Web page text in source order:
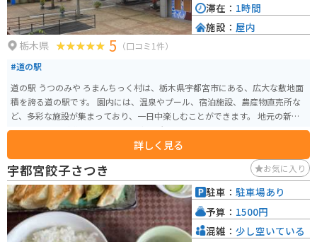
栃木県 5 （口コミ1件）
#道の駅
道の駅 うつのみや ろまんちっく村は、栃木県宇都宮市にある、広大な敷地面
積を誇る道の駅です。 園内には、温泉やプール、宿泊施設、農産物直売所な
ど、多彩な施設が集まっており、一日中楽しむことができます。 地元の新鮮
な野菜や果物が購入できる農産物直売所は、お土産探しにもおすすめです。
また、広大な敷地内には、サイクリングコースやドッグランなども整備され
ており、愛犬と一緒の旅行にも最適です。バイクでのアクセスも良く、駐車
場も広々としているので安心です。 周辺には、宇都宮動物園や八幡山公園な
ど、観光スポットも点在しているので、観光の拠点としても便利です。
詳しく見る
滞在： 1時間
施設： 屋内
宇都宮餃子さつき お気に入り
駐車： 駐車場あり
予算： 1500円
混雑： 少し空いている